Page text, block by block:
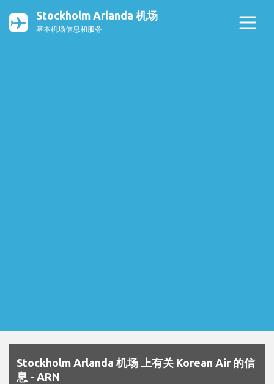
Stockholm Arlanda 机场
基本机场信息和服务
Stockholm Arlanda 机场 上有关 Korean Air 的信
息 - ARN